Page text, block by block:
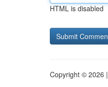
HTML is disabled
Copyright © 2026 |